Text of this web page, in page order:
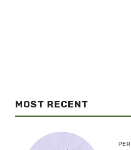
MOST RECENT